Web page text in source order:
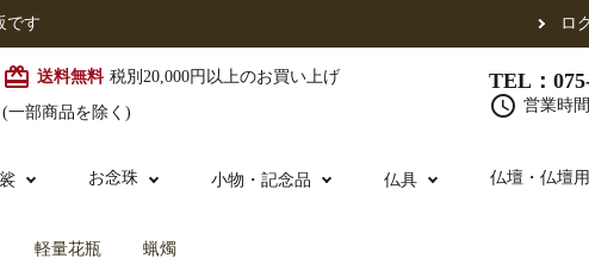
です ロ
card_giftcard 送料無料 税別20,000円以上のお買い上げ
(一部商品を除く)
TEL：
schedule 営業時
大谷派（東）
お念珠 小物・記念品 仏具 仏壇・仏壇
軽量花瓶 蝋燭